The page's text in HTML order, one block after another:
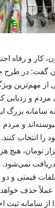
کار و رفاه
گفت: در طرح
از مهم‌ترین
و ردیابی
سامانه بزرگ
و مردم
را انتخاب کنند.
۵۰۰ هزار تومان،
دریافت نمی‌شود.
قیمتی و
عملاً حذف خواهد
از سامانه ثبت